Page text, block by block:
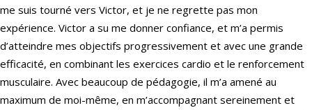
me suis tourné vers Victor, et je ne regrette pas mon
expérience. Victor a su me donner confiance, et m’a permis
d’atteindre mes objectifs progressivement et avec une grande
efficacité, en combinant les exercices cardio et le renforcement
musculaire. Avec beaucoup de pédagogie, il m’a amené au
maximum de moi-même, en m’accompagnant sereinement et